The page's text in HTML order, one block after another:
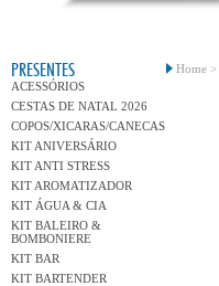
PRESENTES
ACESSÓRIOS
CESTAS DE NATAL 2026
COPOS/XICARAS/CANECAS
KIT ANIVERSÁRIO
KIT ANTI STRESS
KIT AROMATIZADOR
KIT ÁGUA & CIA
KIT BALEIRO &
BOMBONIERE
KIT BAR
KIT BARTENDER
Home >